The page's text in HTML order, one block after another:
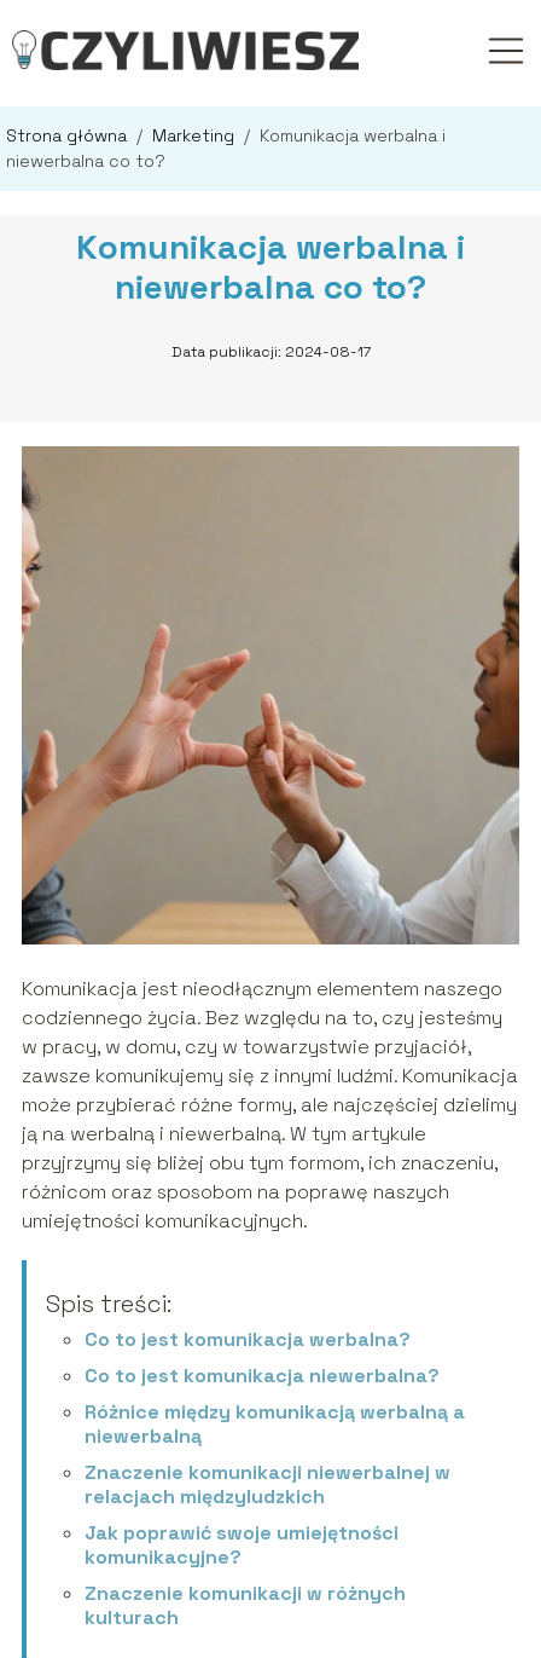
Strona główna / Marketing / Komunikacja werbalna i
niewerbalna co to?
Komunikacja werbalna i
niewerbalna co to?
Data publikacji: 2024-08-17
Komunikacja jest nieodłącznym elementem naszego
codziennego życia. Bez względu na to, czy jesteśmy
w pracy, w domu, czy w towarzystwie przyjaciół,
zawsze komunikujemy się z innymi ludźmi. Komunikacja
może przybierać różne formy, ale najczęściej dzielimy
ją na werbalną i niewerbalną. W tym artykule
przyjrzymy się bliżej obu tym formom, ich znaczeniu,
różnicom oraz sposobom na poprawę naszych
umiejętności komunikacyjnych.
Spis treści:
Co to jest komunikacja werbalna?
Co to jest komunikacja niewerbalna?
Różnice między komunikacją werbalną a
niewerbalną
Znaczenie komunikacji niewerbalnej w
relacjach międzyludzkich
Jak poprawić swoje umiejętności
komunikacyjne?
Znaczenie komunikacji w różnych
kulturach